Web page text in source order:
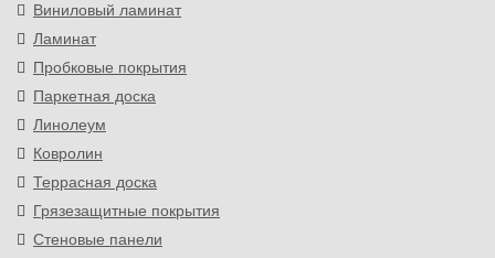
Виниловый ламинат
Ламинат
Пробковые покрытия
Паркетная доска
Линолеум
Ковролин
Террасная доска
Грязезащитные покрытия
Стеновые панели